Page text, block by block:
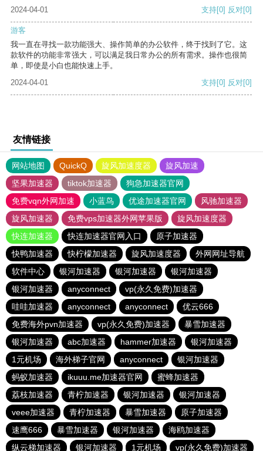
2024-04-01 支持[0] 反对[0]
游客
我一直在寻找一款功能强大、操作简单的办公软件，终于找到了它。这
款软件的功能非常强大，可以满足我日常办公的所有需求。操作也很简
单，即使是小白也能快速上手。
2024-04-01
支持[0] 反对[0]
友情链接
网站地图 QuickQ 旋风加速度器
旋风加速
坚果加速器
tiktok加速器
狗急加速器官网
免费vqn外网加速
小蓝鸟 优途加速器官网
风驰加速器
旋风加速器
免费vps加速器外网苹果版
旋风加速度器
快连加速器
快连加速器官网入口
原子加速器
快鸭加速器
快柠檬加速器 旋风加速度器
外网网址导航
软件中心
银河加速器 银河加速器
银河加速器
银河加速器
anyconnect
vp(永久免费)加速器
哇哇加速器
anyconnect anyconnect
优云666
免费海外pvn加速器
vp(永久免费)加速器
暴雪加速器
银河加速器
abc加速器 hammer加速器
银河加速器
1元机场
海外梯子官网 anyconnect
银河加速器
蚂蚁加速器
ikuuu.me加速器官网
蜜蜂加速器
荔枝加速器
青柠加速器 银河加速器
银河加速器
veee加速器
青柠加速器 暴雪加速器
原子加速器
速鹰666
暴雪加速器 银河加速器
海鸥加速器
纵云梯加速器
银河加速器 1元机场 vp(永久免费)加速器